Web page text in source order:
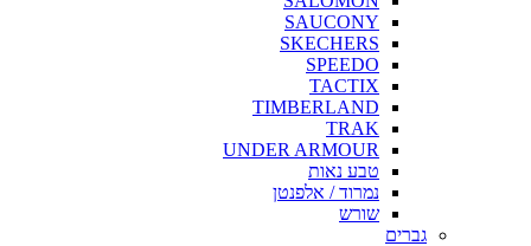
SAUCONY
SKECHERS
SPEEDO
TACTIX
TIMBERLAND
TRAK
UNDER ARMOUR
טבע נאות
נמרוד / אלפנטן
שורש
גברים